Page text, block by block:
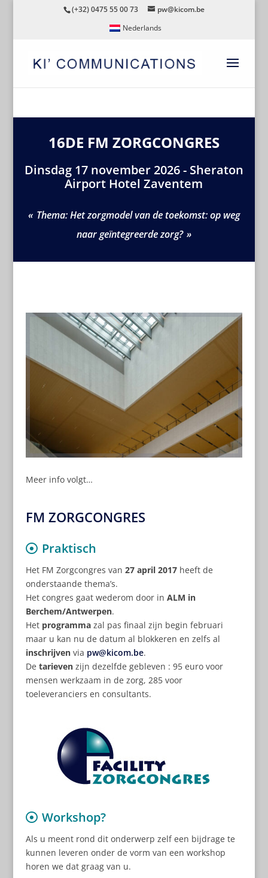
(+32) 0475 55 00 73
pw@kicom.be
Nederlands
16DE FM ZORGCONGRES
Dinsdag 17 november 2026 - Sheraton
Airport Hotel Zaventem
Thema: Het zorgmodel van de toekomst: op weg
naar geïntegreerde zorg?
Meer info volgt…
FM ZORGCONGRES
Praktisch
Het FM Zorgcongres van 27 april 2017heeft de
onderstaande thema’s.
Het congres gaat wederom door in ALM in
Berchem/Antwerpen.
Het programmazal pas finaal zijn begin februari
maar u kan nu de datum al blokkeren en zelfs al
inschrijvenvia pw@kicom.be.
De tarievenzijn dezelfde gebleven : 95 euro voor
mensen werkzaam in de zorg, 285 voor
toeleveranciers en consultants.
Workshop?
Als u meent rond dit onderwerp zelf een bijdrage te
kunnen leveren onder de vorm van een workshop
horen we dat graag van u.